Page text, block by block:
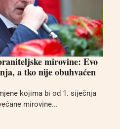
mirovine: Evo
a tko nije obuhvaćen
kojima bi od 1. siječnja
mirovine...